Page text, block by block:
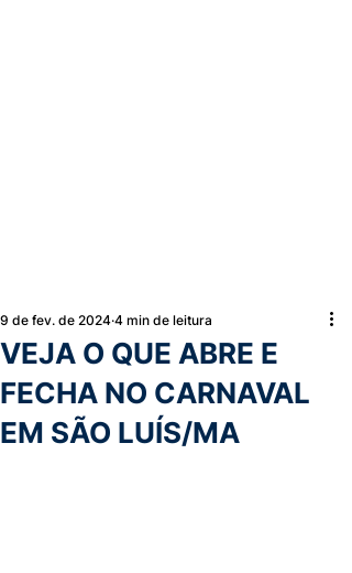
VEJA O QUE ABRE E
FECHA NO CARNAVAL
EM SÃO LUÍS/MA
9 de fev. de 2024 4 min de leitura